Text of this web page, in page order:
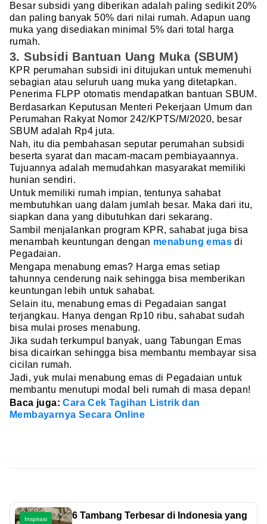
Besar subsidi yang diberikan adalah paling sedikit 20%
dan paling banyak 50% dari nilai rumah. Adapun uang
muka yang disediakan minimal 5% dari total harga
rumah.
3. Subsidi Bantuan Uang Muka (SBUM)
KPR perumahan subsidi ini ditujukan untuk memenuhi
sebagian atau seluruh uang muka yang ditetapkan.
Penerima FLPP otomatis mendapatkan bantuan SBUM.
Berdasarkan Keputusan Menteri Pekerjaan Umum dan
Perumahan Rakyat Nomor 242/KPTS/M/2020, besar
SBUM adalah Rp4 juta.
Nah, itu dia pembahasan seputar perumahan subsidi
beserta syarat dan macam-macam pembiayaannya.
Tujuannya adalah memudahkan masyarakat memiliki
hunian sendiri.
Untuk memiliki rumah impian, tentunya sahabat
membutuhkan uang dalam jumlah besar. Maka dari itu,
siapkan dana yang dibutuhkan dari sekarang.
Sambil menjalankan program KPR, sahabat juga bisa
menambah keuntungan dengan menabung emas di
Pegadaian.
Mengapa menabung emas? Harga emas setiap
tahunnya cenderung naik sehingga bisa memberikan
keuntungan lebih untuk sahabat.
Selain itu, menabung emas di Pegadaian sangat
terjangkau. Hanya dengan Rp10 ribu, sahabat sudah
bisa mulai proses menabung.
Jika sudah terkumpul banyak, uang Tabungan Emas
bisa dicairkan sehingga bisa membantu membayar sisa
cicilan rumah.
Jadi, yuk mulai menabung emas di Pegadaian untuk
membantu menutupi modal beli rumah di masa depan!
Baca juga:Cara Cek Tagihan Listrik dan
Membayarnya Secara Online
Inspirasi
6 Tambang Terbesar di Indonesia yang